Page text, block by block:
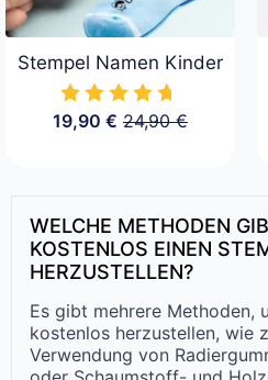
Stempel Namen Kinder
24,90€
Ursprünglicher
19,90€ Aktueller
WELCHE METHODEN
KOSTENLOS EINEN
HERZUSTELLEN?
Es gibt mehrere Methoden,
kostenlos herzustellen, wie
Verwendung von